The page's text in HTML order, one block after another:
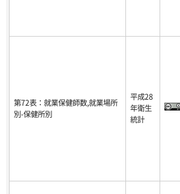
第72表：就業保健師数,就業場所
別-保健所別
平成28
年衛生
統計